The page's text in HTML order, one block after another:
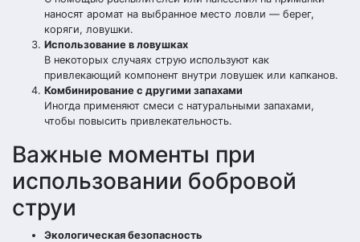
наносят аромат на выбранное место ловли — берег,
коряги, ловушки.
Использование в ловушках
В некоторых случаях струю используют как
привлекающий компонент внутри ловушек или капканов.
Комбинирование с другими запахами
Иногда применяют смеси с натуральными запахами,
чтобы повысить привлекательность.
Важные моменты при
использовании бобровой
струи
Экологическая безопасность